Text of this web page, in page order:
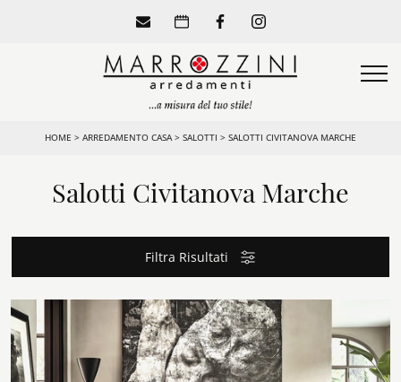
HOME > ARREDAMENTO CASA> SALOTTI > SALOTTI CIVITANOVA MARCHE
Salotti Civitanova Marche
Filtra Risultati